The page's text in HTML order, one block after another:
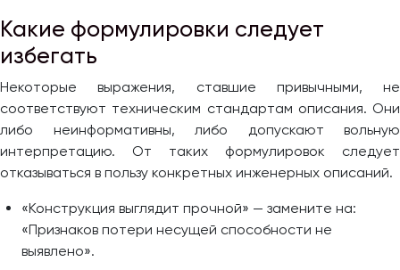
Какие формулировки следует
избегать
Некоторые выражения, ставшие привычными, не
соответствуют техническим стандартам описания. Они
либо неинформативны, либо допускают вольную
интерпретацию. От таких формулировок следует
отказываться в пользу конкретных инженерных описаний.
«Конструкция выглядит прочной» — замените на:
«Признаков потери несущей способности не
выявлено».